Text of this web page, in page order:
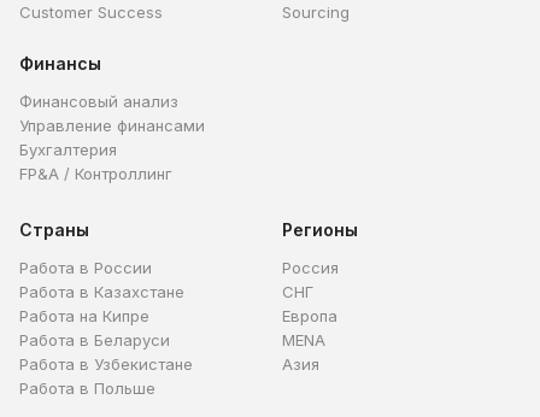
Customer Success
Sourcing
Финансы
Финансовый анализ
Управление финансами
Бухгалтерия
FP&A / Контроллинг
Страны
Работа в России
Работа в Казахстане
Работа на Кипре
Работа в Беларуси
Работа в Узбекистане
Работа в Польше
Регионы
Россия
СНГ
Европа
MENA
Азия